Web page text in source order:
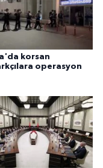
korsan
operasyon